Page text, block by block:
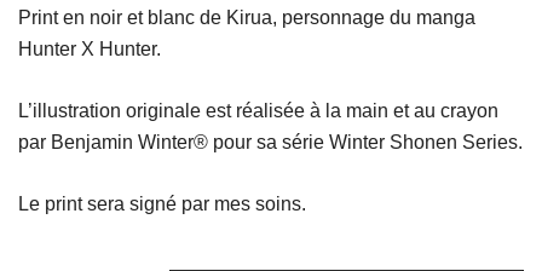
18,00 €
à
29,00 €
Print en noir et blanc de Kirua, personnage du manga
Hunter X Hunter.
L’illustration originale est réalisée à la main et au crayon
par Benjamin Winter® pour sa série Winter Shonen Series.
Le print sera signé par mes soins.